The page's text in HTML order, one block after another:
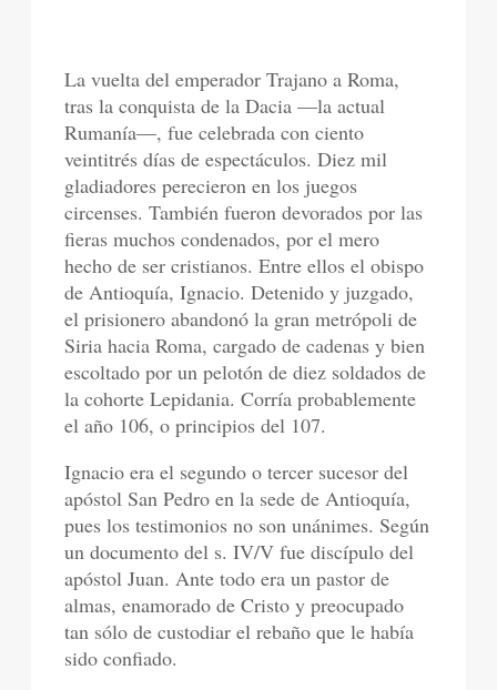
La vuelta del emperador Trajano a Roma,
tras la conquista de la Dacia —la actual
Rumanía—, fue celebrada con ciento
veintitrés días de espectáculos. Diez mil
gladiadores perecieron en los juegos
circenses. También fueron devorados por las
fieras muchos condenados, por el mero
hecho de ser cristianos. Entre ellos el obispo
de Antioquía, Ignacio. Detenido y juzgado,
el prisionero abandonó la gran metrópoli de
Siria hacia Roma, cargado de cadenas y bien
escoltado por un pelotón de diez soldados de
la cohorte Lepidania. Corría probablemente
el año 106, o principios del 107.
Ignacio era el segundo o tercer sucesor del
apóstol San Pedro en la sede de Antioquía,
pues los testimonios no son unánimes. Según
un documento del s. IV/V fue discípulo del
apóstol Juan. Ante todo era un pastor de
almas, enamorado de Cristo y preocupado
tan sólo de custodiar el rebaño que le había
sido confiado.